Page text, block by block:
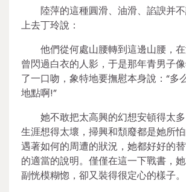
陸萍的這種圓滑、油滑、諂諛并
上去丁玲說：
他們從何處山腰轉到這邊山腰，在
曾閃過白衣的人影，于是那年青男子
了一口吻，象特地要撫慰本身說：“多
地點啊!”
她不敢把太高興的幻想安頓得太
生涯想得太壞，掃興和頹廢都是她所
遇著如何的周遭的狀況，她都好好的
的適當的說明。僅僅在這一下戰書，
副恍模糊惚，卻又裝得很定心的樣子。